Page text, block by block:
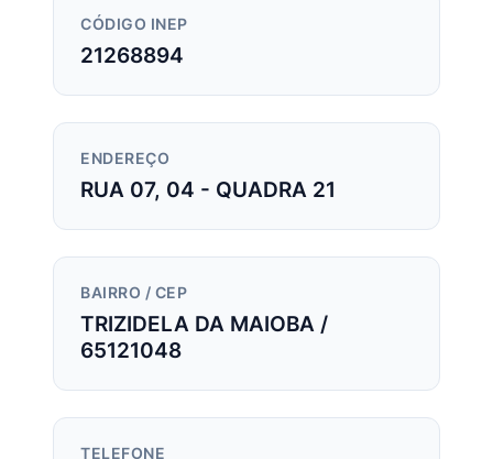
CÓDIGO INEP
21268894
ENDEREÇO
RUA 07, 04 - QUADRA 21
BAIRRO / CEP
TRIZIDELA DA MAIOBA /
65121048
TELEFONE